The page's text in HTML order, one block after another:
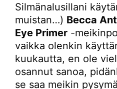
Silmänalusillani
muistan…) Becca
Eye Primer -
vaikka olenkin
kuukautta, en ole
osannut sanoa,
se saa meikin